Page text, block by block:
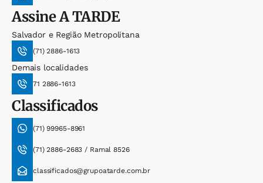
AssineA TARDE
Salvador e Região Metropolitana
(71) 2886-1613
Demais localidades
71 2886-1613
Classificados
(71) 99965-8961
(71) 2886-2683 / Ramal 8526
classificados@grupoatarde.com.br